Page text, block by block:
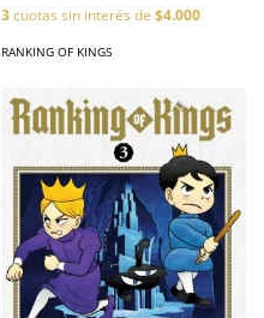
3cuotas sin interés de $4.000
RANKING OF KINGS